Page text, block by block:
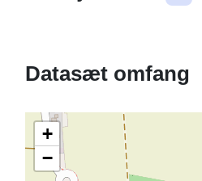
Datasæt omfang
+
−